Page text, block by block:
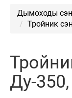
Дымоходы
Тройник
Ду-